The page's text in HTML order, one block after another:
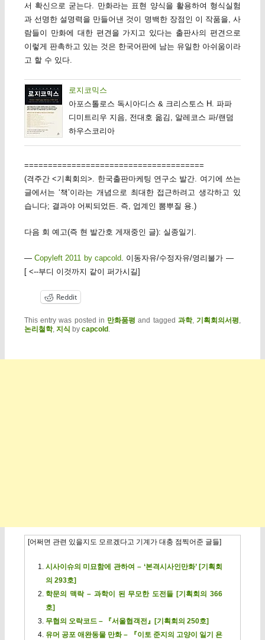
서 확신으로 굳는다. 만화라는 표현 양식을 활용하여 형식실험
과 선명한 설명력을 만들어낸 것이 명백한 장점인 이 작품을, 사
람들이 만화에 대한 편견을 가지고 있다는 출판사의 편견으로
이렇게 판촉하고 있는 것은 한국어판에 남는 유일한 아쉬움이라
고 할 수 있다.
로지코믹스
아포스톨로스 독시아디스 & 크리스토스 H. 파파
디미트리우 지음, 전대호 옮김, 알레코스 파/랜덤
하우스코리아
======================================
(격주간 <기획회의>. 한국출판마케팅 연구소 발간. 여기에 쓰는
글에서는 ‘책’이라는 개념으로 최대한 접근하려고 생각하고 있
습니다; 결과야 어찌되었든. 즉, 업계인 뽐뿌질 용.)
다음 회 예고(즉 현 발간호 게재중인 글): 실종일기.
— Copyleft 2011 by capcold. 이동자유/수정자유/영리불가 —
[ <--부디 이것까지 같이 퍼가시길]
Reddit
This entry was posted in 만화품평 and tagged과학,기획회의서평,
논리철학, 지식 by capcold .
[어쩌면 관련 있을지도 모르겠다고 기계가 대충 점찍어준 글들]
시사이슈의 미묘함에 관하여 – ‘본격시사인만화’ [기획회
의 293호]
학문의 맥락 – 과학이 된 무모한 도전들 [기획회의 366
호]
무협의 오락코드 – 『서울협객전』[기획회의 250호]
유머 공포 애완동물 만화 – 『이토 준지의 고양이 일기 욘